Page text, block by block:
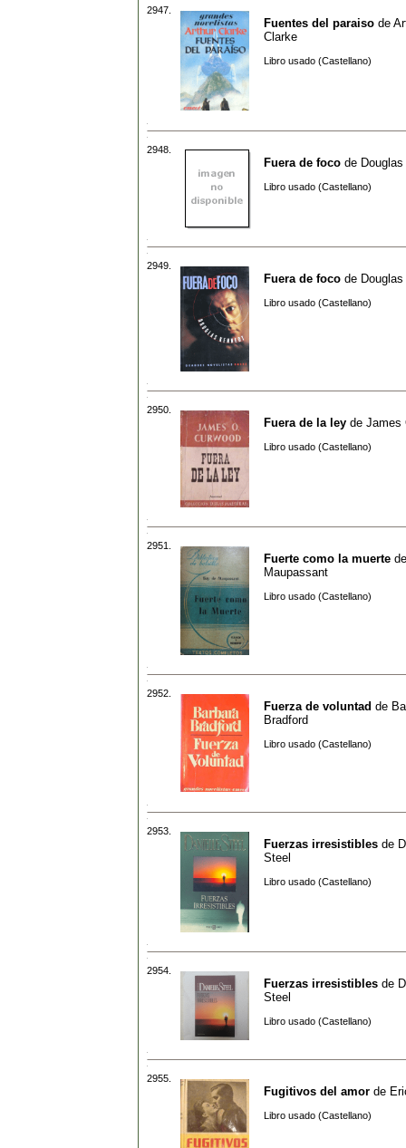
2947.
Fuentes del paraiso de
Clarke
Libro usado (Castellano)
2948.
Fuera de foco de
Libro usado (Castellano)
2949.
Fuera de foco de
Libro usado (Castellano)
2950.
Fuera de la ley de James
Libro usado (Castellano)
2951.
Fuerte como la muerte
Maupassant
Libro usado (Castellano)
2952.
Fuerza de voluntad de
Bradford
Libro usado (Castellano)
2953.
Fuerzas irresistibles de
Steel
Libro usado (Castellano)
2954.
Fuerzas irresistibles de
Steel
Libro usado (Castellano)
2955.
Fugitivos del amor de
Libro usado (Castellano)